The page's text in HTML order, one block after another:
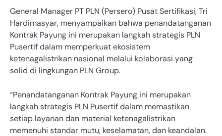
General Manager PT PLN (Persero) Pusat Sertifikasi, Tri
Hardimasyar, menyampaikan bahwa penandatanganan
Kontrak Payung ini merupakan langkah strategis PLN
Pusertif dalam memperkuat ekosistem
ketenagalistrikan nasional melalui kolaborasi yang
solid di lingkungan PLN Group.
“Penandatanganan Kontrak Payung ini merupakan
langkah strategis PLN Pusertif dalam memastikan
setiap layanan dan material ketenagalistrikan
memenuhi standar mutu, keselamatan, dan keandalan.